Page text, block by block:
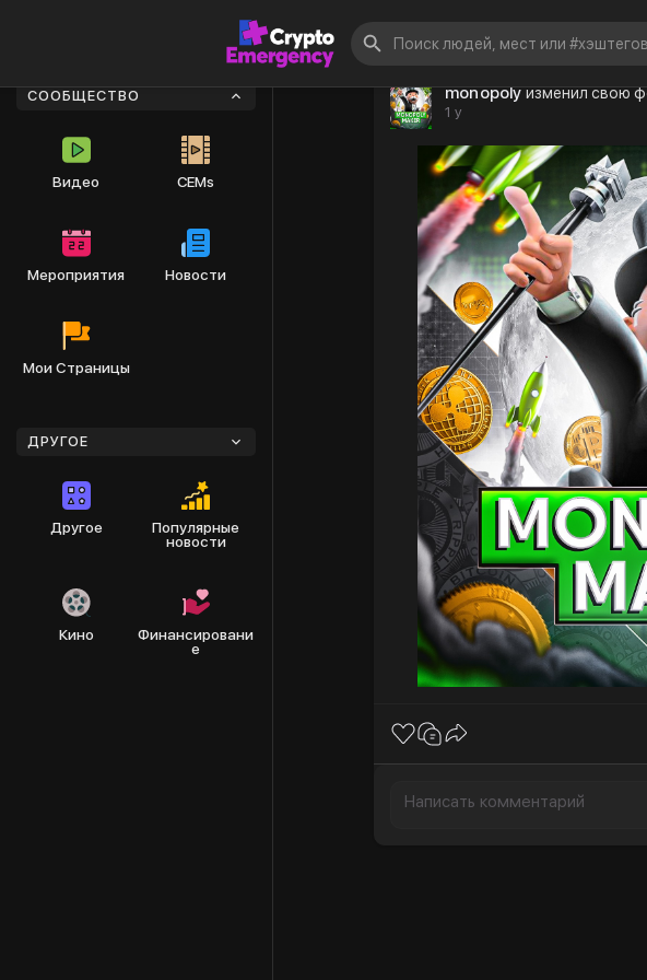
СООБЩЕСТВО
Видео CEMs
Мероприятия Новости
Мои Страницы
ДРУГОЕ
Другое
Популярные
новости
Кино
Финансировани
е
monopolyизменил свою
1 y